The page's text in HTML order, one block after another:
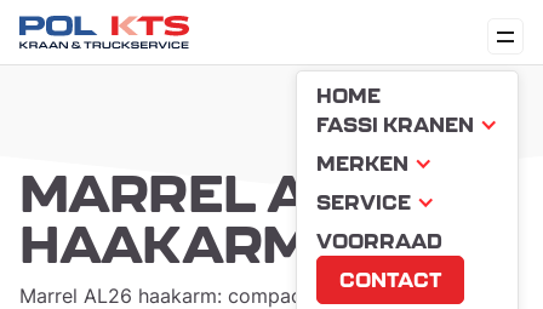
HOME
FASSI KRANEN
MERKEN
SERVICE
VOORRAAD
CONTACT
MARREL AL26
HAAKARM
Marrel AL26 haakarm: compact en sterk hydraulisch